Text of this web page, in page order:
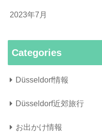
2023年7月
Categories
Düsseldorf情報
Düsseldorf近郊旅行
お出かけ情報